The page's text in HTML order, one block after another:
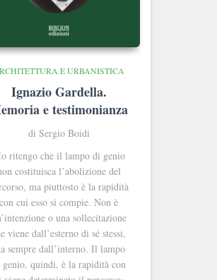
E URBANISTICA
Ignazio Gardella.
e testimonianza
di Sergio Boidi
ritengo che il lampo di genio
costituisca l’abolizione del
ma piuttosto è la rapidità
con cui esso si compie. Non è
o una sollecitazione
viene dall’esterno di sé stessi,
sempre dall’interno. Il lampo
quindi, è la rapidità con